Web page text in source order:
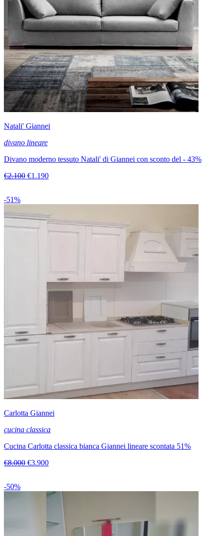
Natali' Giannei
divano lineare
Divano moderno tessuto Natali' di Giannei con sconto del - 43%
€2.100 €1.190
-51%
Carlotta Giannei
cucina classica
Cucina Carlotta classica bianca Giannei lineare scontata 51%
€8.000 €3.900
-50%